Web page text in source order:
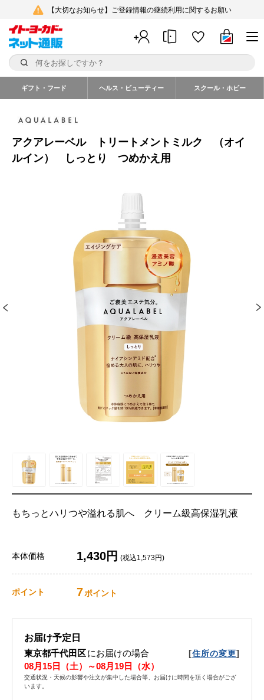
【大切なお知らせ】ご登録情報の継続利用に関するお願い
ギフト・フード ヘルス・ビューティー スクール・ホビー
アクアレーベル トリートメントミルク （オイ
ルイン） しっとり つめかえ用
もちっとハリつや溢れる肌へ クリーム級高保湿乳液
本体価格 1,430円 (税込1,573円)
ポイント 7ポイント
お届け予定日
東京都千代田区にお届けの場合 [住所の変更]
08月15日（土）～08月19日（水）
交通状況・天候の影響や注文が集中した場合等、お届けに時間を頂く場合がござ
います。